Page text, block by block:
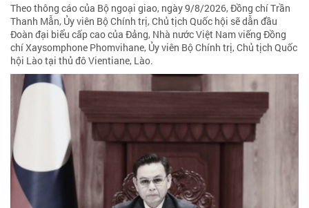
Theo thông cáo của Bộ ngoại giao, ngày 9/8/2026, Đồng chí Trần
Thanh Mẫn, Ủy viên Bộ Chính trị, Chủ tịch Quốc hội sẽ dẫn đầu
Đoàn đại biểu cấp cao của Đảng, Nhà nước Việt Nam viếng Đồng
chí Xaysomphone Phomvihane, Ủy viên Bộ Chính trị, Chủ tịch Quốc
hội Lào tại thủ đô Vientiane, Lào.